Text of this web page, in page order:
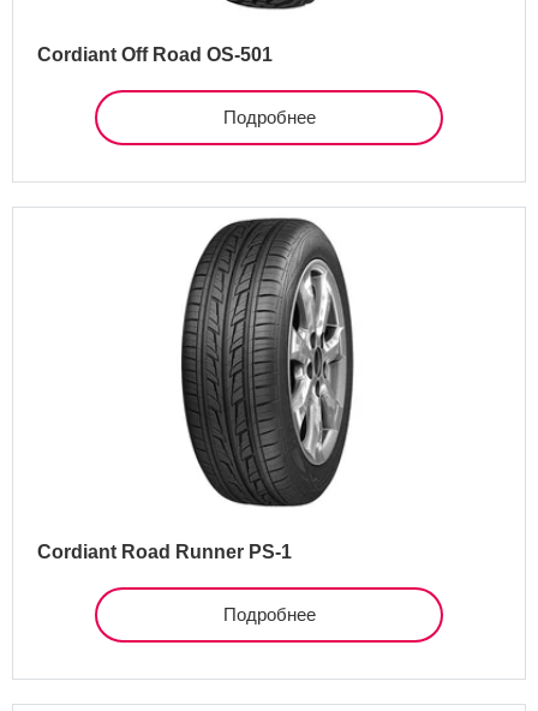
Cordiant Off Road OS-501
Подробнее
Cordiant Road Runner PS-1
Подробнее